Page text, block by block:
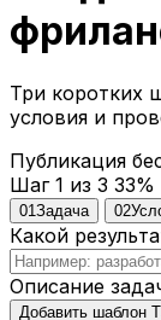
Три коротких
условия и
Публикация
Шаг 1 из 3 33%
01 Задача 02
Какой
Описание
Добавить шаблон